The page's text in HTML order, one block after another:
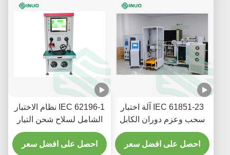
IEC 61851-23 آلة اختبار
سحب وعزم دوران الكابل
لمحطات شحن السيارات
الكهربائية
احصل على افضل سعر
IEC 62196-1 نظام الاختبار
الشامل لسلاح شحن التيار
المتردد
احصل على افضل سعر